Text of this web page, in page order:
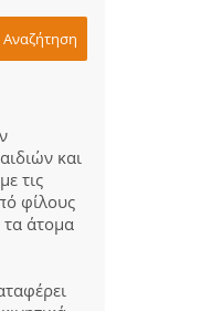
και
τις
φίλους
τα άτομα